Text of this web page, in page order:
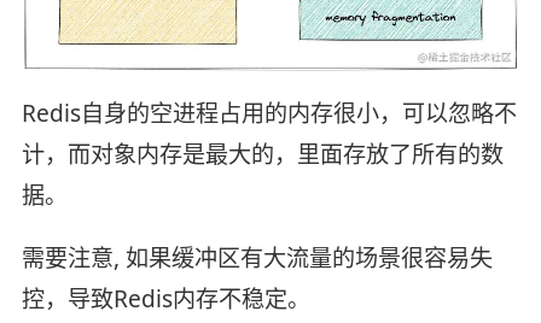
Redis自身的空进程占用的内存很小，可以忽略不
计，而对象内存是最大的，里面存放了所有的数
据。
需要注意, 如果缓冲区有大流量的场景很容易失
控，导致Redis内存不稳定。